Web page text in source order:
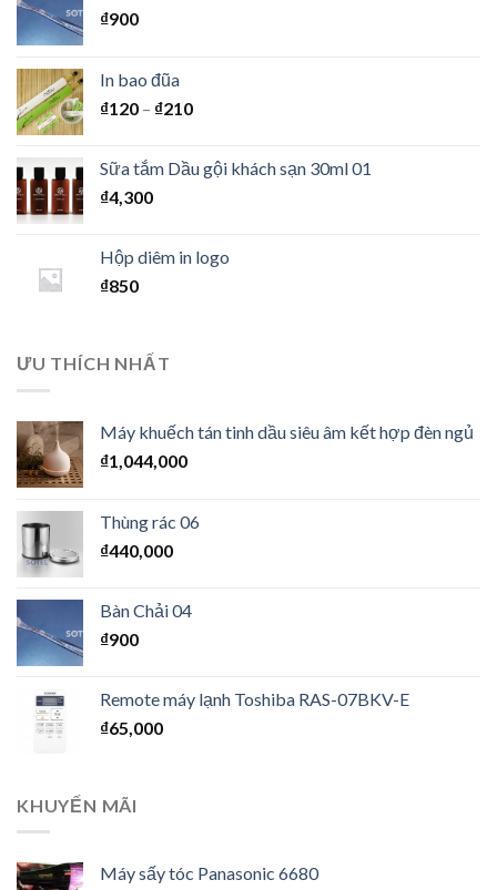
₫900
In bao đũa
₫120 – ₫210
Sữa tắm Dầu gội khách sạn 30ml 01
₫4,300
Hộp diêm in logo
₫850
ƯU THÍCH NHẤT
Máy khuếch tán tinh dầu siêu âm kết hợp đèn ngủ
₫1,044,000
Thùng rác 06
₫440,000
Bàn Chải 04
₫900
Remote máy lạnh Toshiba RAS-07BKV-E
₫65,000
KHUYẾN MÃI
Máy sấy tóc Panasonic 6680